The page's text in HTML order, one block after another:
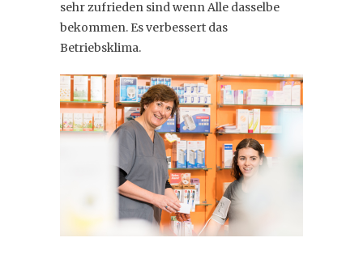
sehr zufrieden sind wenn Alle dasselbe
bekommen. Es verbessert das
Betriebsklima.